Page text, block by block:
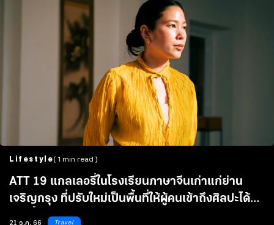
Lifestyle( 1 min read )
ATT 19 แกลเลอรี่ในโรงเรียนภาษาจีนเก่าแก่ย่าน
เจริญกรุง ที่ปรับใหม่เป็นพื้นที่ให้ผู้คนเข้าถึงศิลปะได้
Travel